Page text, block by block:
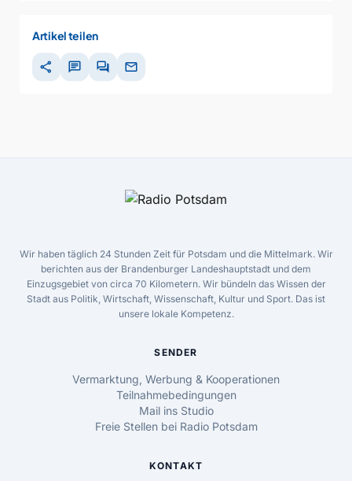
Artikel teilen
share chat forum mail
Wir haben täglich 24 Stunden Zeit für Potsdam und die Mittelmark. Wir
berichten aus der Brandenburger Landeshauptstadt und dem
Einzugsgebiet von circa 70 Kilometern. Wir bündeln das Wissen der
Stadt aus Politik, Wirtschaft, Wissenschaft, Kultur und Sport. Das ist
unsere lokale Kompetenz.
SENDER
Vermarktung, Werbung & Kooperationen
Teilnahmebedingungen
Mail ins Studio
Freie Stellen bei Radio Potsdam
KONTAKT